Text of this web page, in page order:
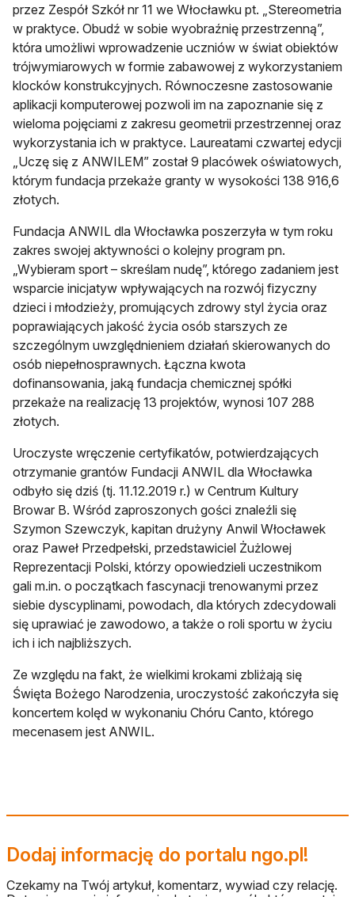
przez Zespół Szkół nr 11 we Włocławku pt. „Stereometria
w praktyce. Obudź w sobie wyobraźnię przestrzenną”,
która umożliwi wprowadzenie uczniów w świat obiektów
trójwymiarowych w formie zabawowej z wykorzystaniem
klocków konstrukcyjnych. Równoczesne zastosowanie
aplikacji komputerowej pozwoli im na zapoznanie się z
wieloma pojęciami z zakresu geometrii przestrzennej oraz
wykorzystania ich w praktyce. Laureatami czwartej edycji
„Uczę się z ANWILEM” został 9 placówek oświatowych,
którym fundacja przekaże granty w wysokości 138 916,6
złotych.
Fundacja ANWIL dla Włocławka poszerzyła w tym roku
zakres swojej aktywności o kolejny program pn.
„Wybieram sport – skreślam nudę”, którego zadaniem jest
wsparcie inicjatyw wpływających na rozwój fizyczny
dzieci i młodzieży, promujących zdrowy styl życia oraz
poprawiających jakość życia osób starszych ze
szczególnym uwzględnieniem działań skierowanych do
osób niepełnosprawnych. Łączna kwota
dofinansowania, jaką fundacja chemicznej spółki
przekaże na realizację 13 projektów, wynosi 107 288
złotych.
Uroczyste wręczenie certyfikatów, potwierdzających
otrzymanie grantów Fundacji ANWIL dla Włocławka
odbyło się dziś (tj. 11.12.2019 r.) w Centrum Kultury
Browar B. Wśród zaproszonych gości znaleźli się
Szymon Szewczyk, kapitan drużyny Anwil Włocławek
oraz Paweł Przedpełski, przedstawiciel Żużlowej
Reprezentacji Polski, którzy opowiedzieli uczestnikom
gali m.in. o początkach fascynacji trenowanymi przez
siebie dyscyplinami, powodach, dla których zdecydowali
się uprawiać je zawodowo, a także o roli sportu w życiu
ich i ich najbliższych.
Ze względu na fakt, że wielkimi krokami zbliżają się
Święta Bożego Narodzenia, uroczystość zakończyła się
koncertem kolęd w wykonaniu Chóru Canto, którego
mecenasem jest ANWIL.
Dodaj informację do portalu ngo.pl!
Czekamy na Twój artykuł, komentarz, wywiad czy relację.